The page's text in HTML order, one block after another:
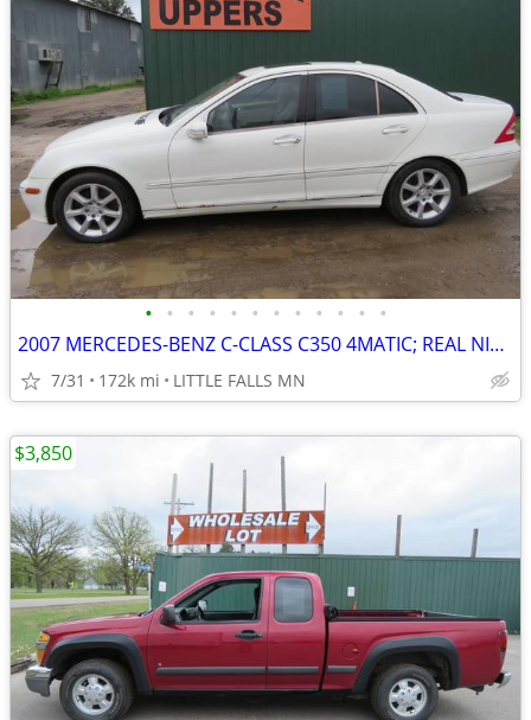
• • • • • • • • • • • •
2007 MERCEDES-BENZ C-CLASS C350 4MATIC; REAL NICE CAR; WORTH THE FIX!!
7/31 172k mi LITTLE FALLS MN
$3,850